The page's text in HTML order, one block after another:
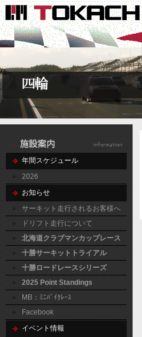
年間スケジュール
2026
お知らせ
サーキット走行されるお客様へ
ドリフト走行について
北海道クラブマンカップレース
十勝サーキットトライアル
十勝ロードレースシリーズ
2025 Point Standings
MB：ﾐﾆﾊﾞｲｸﾚｰｽ
Facebook
イベント情報